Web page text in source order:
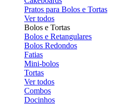
Pratos para Bolos e Tortas
Ver todos
Bolos e Tortas
Bolos e Retangulares
Bolos Redondos
Fatias
Mini-bolos
Tortas
Ver todos
Combos
Docinhos